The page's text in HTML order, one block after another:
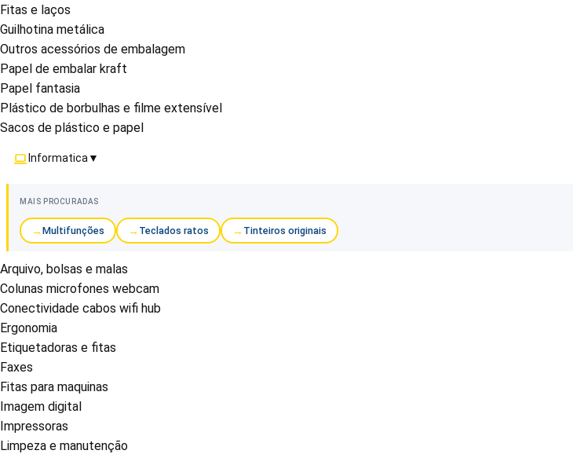
Fitas e laços
Guilhotina metálica
Outros acessórios de embalagem
Papel de embalar kraft
Papel fantasia
Plástico de borbulhas e filme extensível
Sacos de plástico e papel
Informatica ▼
MAIS PROCURADAS
Multifunções Teclados ratos Tinteiros originais
Arquivo, bolsas e malas
Colunas microfones webcam
Conectividade cabos wifi hub
Ergonomia
Etiquetadoras e fitas
Faxes
Fitas para maquinas
Imagem digital
Impressoras
Limpeza e manutenção